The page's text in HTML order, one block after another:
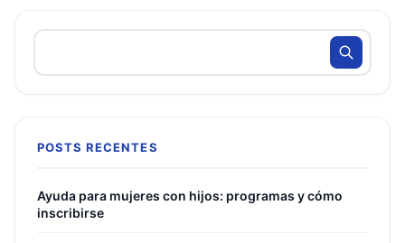
POSTS RECENTES
Ayuda para mujeres con hijos: programas y cómo
inscribirse